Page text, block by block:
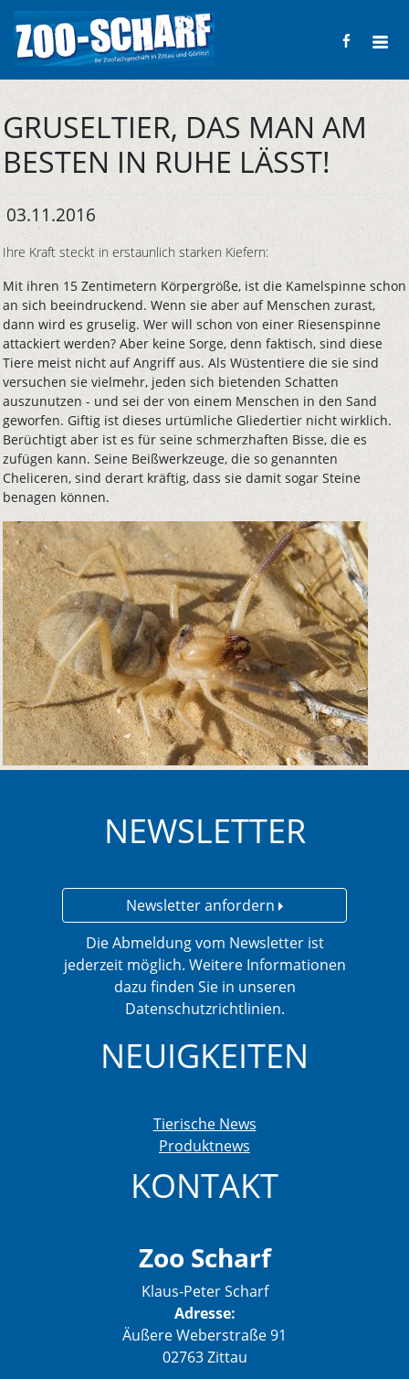
GRUSELTIER, DAS MAN AM
BESTEN IN RUHE LÄSST!
03.11.2016
Ihre Kraft steckt in erstaunlich starken Kiefern:
Mit ihren 15 Zentimetern Körpergröße, ist die Kamelspinne schon
an sich beeindruckend. Wenn sie aber auf Menschen zurast,
dann wird es gruselig. Wer will schon von einer Riesenspinne
attackiert werden? Aber keine Sorge, denn faktisch, sind diese
Tiere meist nicht auf Angriff aus. Als Wüstentiere die sie sind
versuchen sie vielmehr, jeden sich bietenden Schatten
auszunutzen - und sei der von einem Menschen in den Sand
geworfen. Giftig ist dieses urtümliche Gliedertier nicht wirklich.
Berüchtigt aber ist es für seine schmerzhaften Bisse, die es
zufügen kann. Seine Beißwerkzeuge, die so genannten
Cheliceren, sind derart kräftig, dass sie damit sogar Steine
benagen können.
NEWSLETTER
Newsletter anfordern
Die Abmeldung vom Newsletter ist
jederzeit möglich. Weitere Informationen
dazu finden Sie in unseren
Datenschutzrichtlinien.
NEUIGKEITEN
Tierische News
Produktnews
KONTAKT
Zoo Scharf
Klaus-Peter Scharf
Adresse:
Äußere Weberstraße 91
02763 Zittau